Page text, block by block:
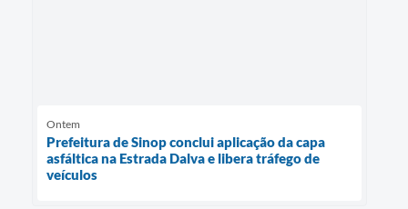
Ontem
Prefeitura de Sinop conclui aplicação da capa
asfáltica na Estrada Dalva e libera tráfego de
veículos